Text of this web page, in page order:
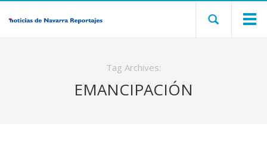
Tag Archives:
EMANCIPACIÓN